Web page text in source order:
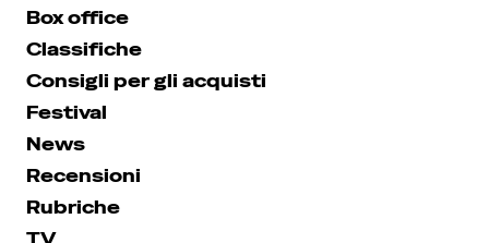
Box office
Classifiche
Consigli per gli acquisti
Festival
News
Recensioni
Rubriche